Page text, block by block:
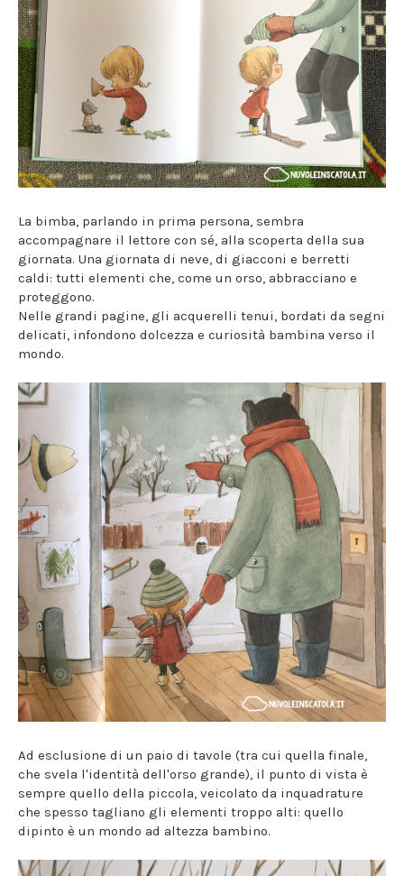
La bimba, parlando in prima persona, sembra
accompagnare il lettore con sé, alla scoperta della sua
giornata. Una giornata di neve, di giacconi e berretti
caldi: tutti elementi che, come un orso, abbracciano e
proteggono.
Nelle grandi pagine, gli acquerelli tenui, bordati da segni
delicati, infondono dolcezza e curiosità bambina verso il
mondo.
Ad esclusione di un paio di tavole (tra cui quella finale,
che svela l'identità dell'orso grande), il punto di vista è
sempre quello della piccola, veicolato da inquadrature
che spesso tagliano gli elementi troppo alti: quello
dipinto è un mondo ad altezza bambino.